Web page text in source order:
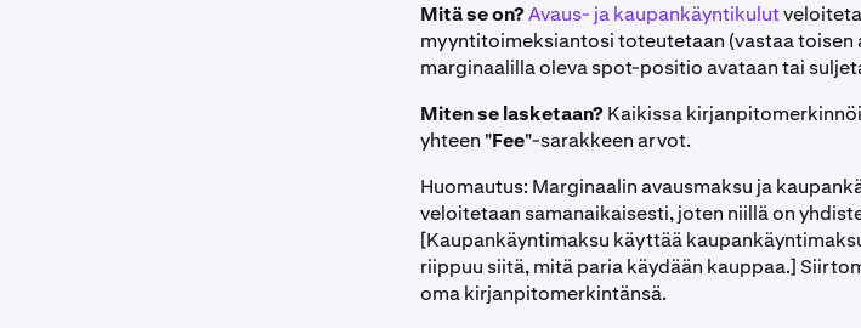
Mitä se on?Avaus- ja kaupankäyntikulut
myyntitoimeksiantosi toteutetaan (vastaa toisen
marginaalilla oleva spot-positio avataan tai
Miten se lasketaan? Kaikissa
yhteen "Fee"-sarakkeen arvot.
Huomautus: Marginaalin avausmaksu ja
veloitetaan samanaikaisesti, joten niillä on
[Kaupankäyntimaksu käyttää
riippuu siitä, mitä paria käydään kauppaa.]
oma kirjanpitomerkintänsä.